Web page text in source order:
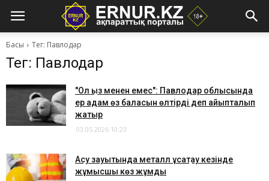
Басы Тег: Павлодар
Тег: Павлодар
"Ол қыз менен емес": Павлодар облысында
ер адам өз баласын өлтірді деп айыпталып
жатыр
03.05.2026 10:23
Ақсу зауытында металл ұсақтау кезінде
жұмысшы көз жұмды